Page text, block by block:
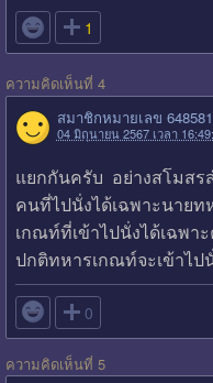
 1
ความคิดเห็นที่ 4
สมาชิกหมายเลข
04 มิถุนายน 2567 เวลา
แยกกันครับ อย่างสโมส
คนที่ไปนั่งได้เฉพาะนา
เกณท์ที่เข้าไปนั่งได้เฉพ
ปกติทหารเกณท์จะเข้าไป
 0
ความคิดเห็นที่ 5